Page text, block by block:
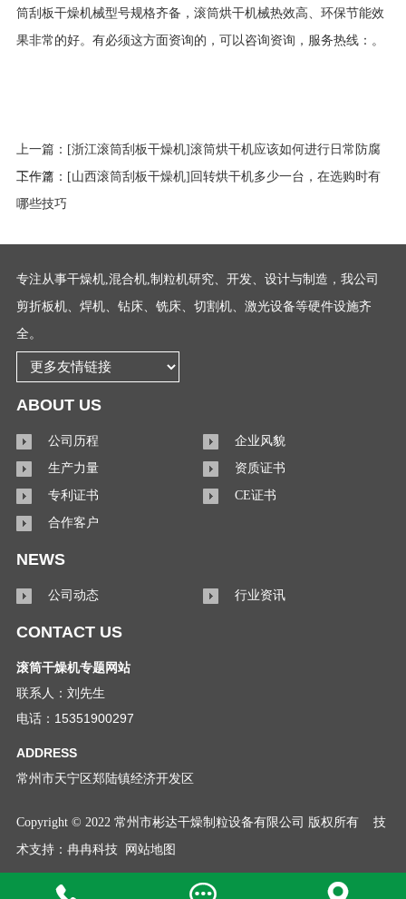
筒刮板干燥机械型号规格齐备，滚筒烘干机械热效高、环保节能效
果非常的好。有必须这方面资询的，可以咨询资询，服务热线：。
上一篇： [浙江滚筒刮板干燥机]滚筒烘干机应该如何进行日常防腐
工作？
下一篇： [山西滚筒刮板干燥机]回转烘干机多少一台，在选购时有
哪些技巧
专注从事干燥机,混合机,制粒机研究、开发、设计与制造，我公司
剪折板机、焊机、钻床、铣床、切割机、激光设备等硬件设施齐
全。
ABOUT US
公司历程
企业风貌
生产力量
资质证书
专利证书
CE证书
合作客户
NEWS
公司动态 行业资讯
CONTACT US
滚筒干燥机专题网站
联系人：刘先生
电话：15351900297
ADDRESS
常州市天宁区郑陆镇经济开发区
Copyright © 2022 常州市彬达干燥制粒设备有限公司 版权所有
技
术支持： 冉冉科技 网站地图